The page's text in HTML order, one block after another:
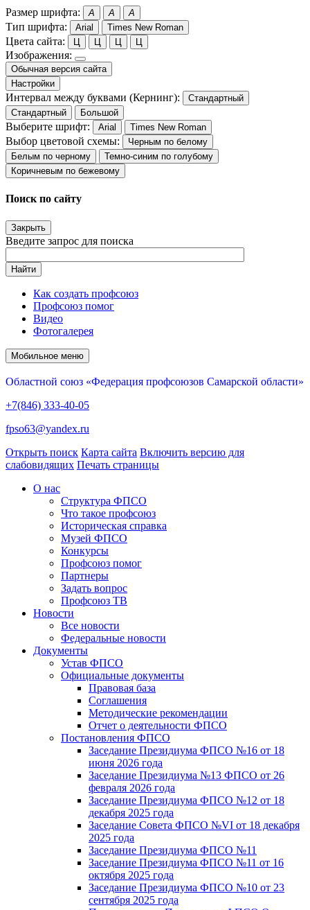
Размер шрифта: A A A
Тип шрифта: Arial Times New Roman
Цвета сайта: Ц Ц Ц Ц
Изображения:
Обычная версия сайта
Настройки
Интервал между буквами (Кернинг):
Стандартный
Стандартный
Большой
Выберите шрифт: Arial Times New Roman
Выбор цветовой схемы:
Черным по белому
Белым по черному
Темно-синим по голубому
Коричневым по бежевому
Поиск по сайту
Закрыть
Введите запрос для поиска
Найти
Как создать профсоюз
Профсоюз помог
Видео
Фотогалерея
Мобильное меню
Областной союз «Федерация профсоюзов Самарской области»
+7(846) 333-40-05
fpso63@yandex.ru
Открыть поиск Карта сайта Включить версию для
слабовидящих Печать страницы
О нас
Структура ФПСО
Что такое профсоюз
Историческая справка
Музей ФПСО
Конкурсы
Профсоюз помог
Партнеры
Задать вопрос
Профсоюз ТВ
Новости
Все новости
Федеральные новости
Документы
Устав ФПСО
Официальные документы
Правовая база
Соглашения
Методические рекомендации
Отчет о деятельности ФПСО
Постановления ФПСО
Заседание Президиума ФПСО №16 от 18
июня 2026 года
Заседание Президиума №13 ФПСО от 26
февраля 2026 года
Заседание Президиума ФПСО №12 от 18
декабря 2025 года
Заседание Совета ФПСО №VI от 18 декабря
2025 года
Заседание Президиума ФПСО №11
Заседание Президиума ФПСО №11 от 16
октября 2025 года
Заседание Президиума ФПСО №10 от 23
сентября 2025 года